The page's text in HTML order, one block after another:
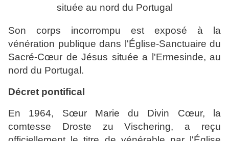
située au nord du Portugal
Son corps incorrompu est exposé à la
vénération publique dans l'Église-Sanctuaire du
Sacré-Cœur de Jésus située a l'Ermesinde, au
nord du Portugal.
Décret pontifical
En 1964, Sœur Marie du Divin Cœur, la
comtesse Droste zu Vischering, a reçu